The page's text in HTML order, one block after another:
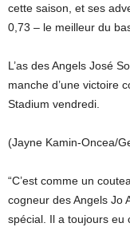
cette saison, et ses
0,73 – le meilleur du
L’as des Angels José
manche d’une victoire
Stadium vendredi.
(Jayne Kamin-Oncea/
“C’est comme un
cogneur des Angels Jo
spécial. Il a toujours eu